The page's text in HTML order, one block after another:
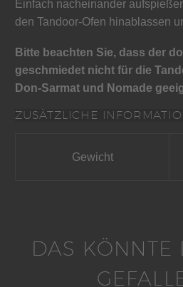
Einfach nacheinander
den Tandoor-Ofen hinablassen
Bitte beachten Sie, dass der
geschmiedet nicht für die
Don-Sarmat und Nomade
ZUSÄTZLICHE
Gewicht
DAS KÖNNTE